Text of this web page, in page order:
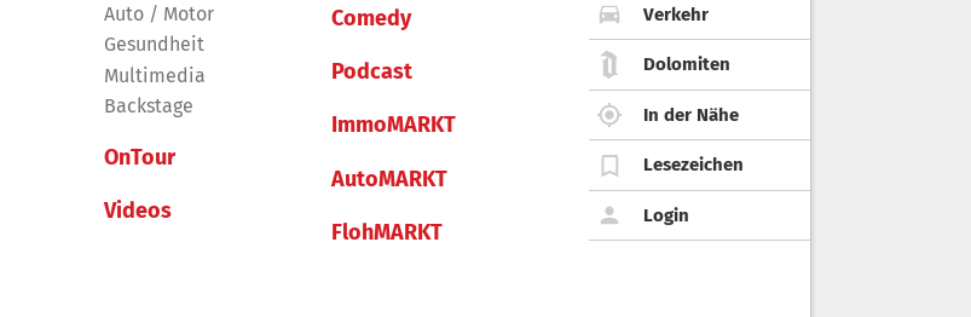
Auto / Motor
Gesundheit
Multimedia
Backstage
OnTour
Videos
Comedy
Podcast
ImmoMARKT
AutoMARKT
FlohMARKT
Verkehr
Dolomiten
In der Nähe
Lesezeichen
Login